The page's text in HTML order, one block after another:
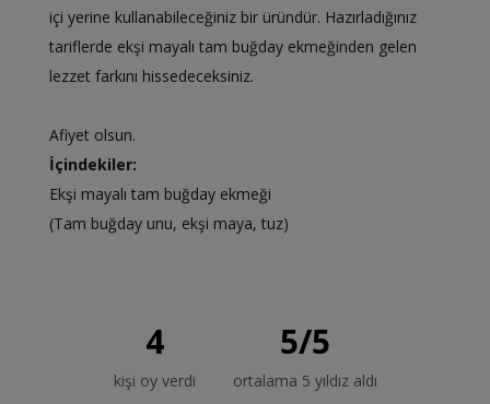
içi yerine kullanabileceğiniz bir üründür. Hazırladığınız
tariflerde ekşi mayalı tam buğday ekmeğinden gelen
lezzet farkını hissedeceksiniz.
Afiyet olsun.
İçindekiler:
Ekşi mayalı tam buğday ekmeği
(Tam buğday unu, ekşi maya, tuz)
4
kişi oy verdi
5/5
ortalama 5 yıldız aldı